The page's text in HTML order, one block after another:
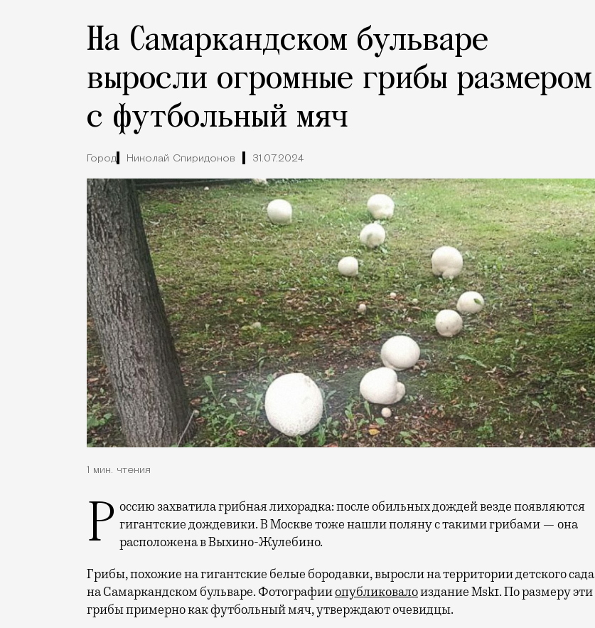
На Самаркандском бульваре
выросли огромные грибы размером
с футбольный мяч
Город Николай Спиридонов 31.07.2024
1 мин. чтения
Россию захватила грибная лихорадка: после обильных дождей везде появляются гигантские дождевики. В Москве тоже нашли поляну с такими грибами — она
расположена в Выхино-Жулебино.
Грибы, похожие на гигантские белые бородавки, выросли на территории детского сада
на Самаркандском бульваре. Фотографииопубликовалоиздание Msk1. По размеру эти
грибы примерно как футбольный мяч, утверждают очевидцы.